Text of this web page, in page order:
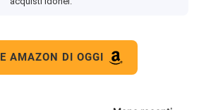
AMAZON DI OGGI